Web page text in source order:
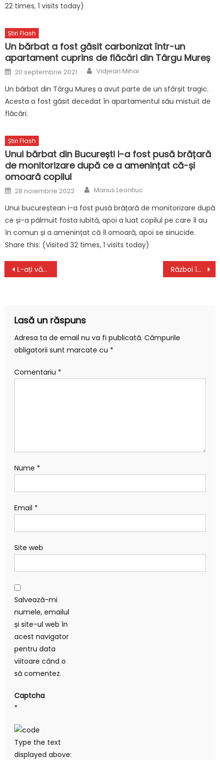
22 times, 1 visits today)
Știri Flash
Un bărbat a fost găsit carbonizat într-un
apartament cuprins de flăcări din Târgu Mureș
Posted
on
20 septembrie 2021 Author
Vidjean Mihai
Un bărbat din Târgu Mureș a avut parte de un sfârșit tragic.
Acesta a fost găsit decedat în apartamentul său mistuit de
flăcări.
Știri Flash
Unui bărbat din București i-a fost pusă brățară
de monitorizare după ce a amenințat că-și
omoară copilul
Posted
on
28 noiembrie 2022 Author
Marius Leontiuc
Unui bucureștean i-a fost pusă brățară de monitorizare după
ce și-a pălmuit fosta iubită, apoi a luat copilul pe care îl au
în comun și a amenințat că îl omoară, apoi se sinucide.
Share this: (Visited 32 times, 1 visits today)
Navigare
L-ați văzut? Copil de 9 ani, din satul Ogrea, județul Dâmbovița, dispărut de acasă | Dacă îl vedeți, sunați la 112 Război în Ucraina, ziua 244. Jens Stoltenberg s-a consultat cu SUA şi Marea Britanie şi avertizează Rusia
Lasă un răspuns
Adresa ta de email nu va fi publicată. Câmpurile
obligatorii sunt marcate cu *
Comentariu *
Nume *
Email *
Site web
Salvează-mi
numele, emailul
și site-ul web în
acest navigator
pentru data
viitoare când o
să comentez.
Captcha
*
Type the text
displayed above: